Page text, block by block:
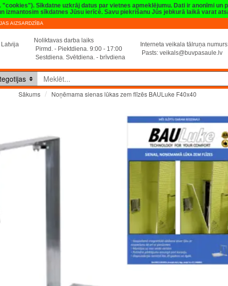
Sīkdatne uzkrāj datus par vietnes apmeklējumu. Dati ir anonīmi un
izmantosim sīkdatnes Jūsu ierīcē. Savu piekrišanu Jūs jebkurā laikā varat
AIZSARDZĪBA
Latvija
Noliktavas darba laiks
Pirmd. - Piektdiena. 9:00 - 17:00
Sestdiena. Svētdiena. - brīvdiena
Interneta veikala tālruņa
Pasts: veikals@buvpasaule.lv
Sākums Noņēmama sienas lūkas zem flīzēs BAULuke F40x40